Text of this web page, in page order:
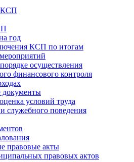
КСП
год
КСП по итогам
осуществления
финансового контроля
условий труда
служебного поведения
правовые акты
правовых актов